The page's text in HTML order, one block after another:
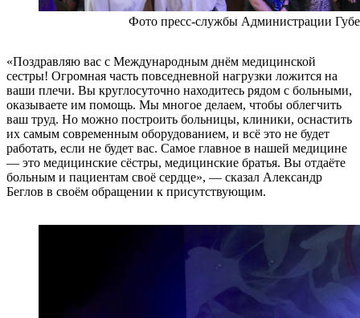
Фото пресс-службы Администрации
«Поздравляю вас с Международным днём медицинской
сестры! Огромная часть повседневной нагрузки ложится на
ваши плечи. Вы круглосуточно находитесь рядом с больными,
оказываете им помощь. Мы многое делаем, чтобы облегчить
ваш труд. Но можно построить больницы, клиники, оснастить
их самым современным оборудованием, и всё это не будет
работать, если не будет вас. Самое главное в нашей медицине
— это медицинские сёстры, медицинские братья. Вы отдаёте
больным и пациентам своё сердце», — сказал Александр
Беглов в своём обращении к присутствующим.